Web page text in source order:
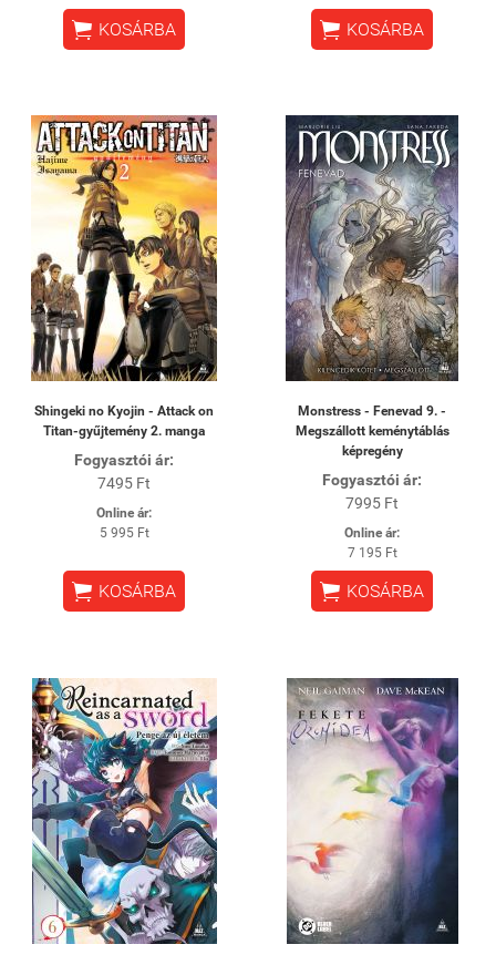
 KOSÁRBA  KOSÁRBA
Shingeki no Kyojin - Attack on
Titan-gyűjtemény 2. manga
Fogyasztói ár:
7495 Ft
Online ár:
5 995 Ft
 KOSÁRBA
Monstress - Fenevad 9. -
Megszállott keménytáblás
képregény
Fogyasztói ár:
7995 Ft
Online ár:
7 195 Ft
 KOSÁRBA